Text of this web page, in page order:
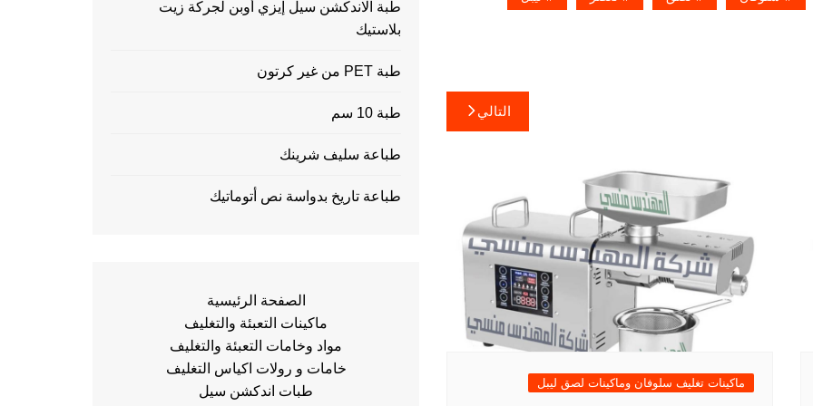
التالي
ماكينات تغليف سلوفان وماكينات لصق ليبل
طبة الاندكشن سيل إيزي أوبن لجركة زيت
بلاستيك
طبة PET من غير كرتون
طبة 10 سم
طباعة سليف شرينك
طباعة تاريخ بدواسة نص أتوماتيك
الصفحة الرئيسية
ماكينات التعبئة والتغليف
مواد وخامات التعبئة والتغليف
خامات و رولات اكياس التغليف
طبات اندكشن سيل